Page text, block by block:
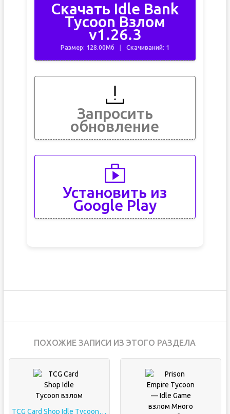
Скачать Idle Bank
Tycoon Взлом
v1.26.3
Размер: 128.00Мб Скачиваний: 1
Запросить
обновление
Установить из
Google Play
ПОХОЖИЕ ЗАПИСИ ИЗ ЭТОГО РАЗДЕЛА
TCG Card Shop Idle Tycoon взлом